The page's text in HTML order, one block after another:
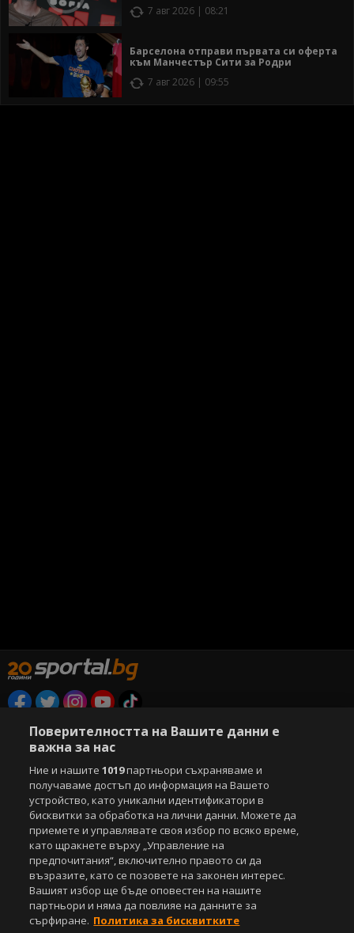
7 авг 2026 | 08:21
Барселона отправи първата си оферта
към Манчестър Сити за Родри
7 авг 2026 | 09:55
Copyright © 2007-2026 Агенция Спортал. Всички права запазени.
Този уебсайт е собственост на
Sportal Media Group
За нас Екип За рекламa
Общи условия
Етични правила на НСС
Лични данни
Управление на предпочитания
Съдържанието на този уеб сайт и технологиите, използвани в него, са
под закрила на Закона за авторското право и сродните му права.
Всички статии, репортажи, интервюта и други текстови, графични и
видео материали, публикувани в сайта, са собственост на Агенция
Спортал, освен ако изрично е посочено друго. Допуска се
публикуване на текстови материали само след писмено съгласие на
Агенция Спортал, посочване на източника и добавяне на линк към
Поверителността на Вашите данни е
важна за нас
Ние и нашите1019партньори съхраняваме и
получаваме достъп до информация на Вашето
устройство, като уникални идентификатори в
бисквитки за обработка на лични данни. Можете да
приемете и управлявате своя избор по всяко време,
като щракнете върху „Управление на
предпочитания“, включително правото си да
възразите, като се позовете на законен интерес.
Вашият избор ще бъде оповестен на нашите
партньори и няма да повлияе на данните за
сърфиране. Политика за бисквитките